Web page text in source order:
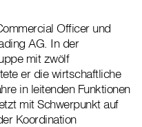
Officer und
AG. In der
mit zwölf
er die wirtschaftliche
in leitenden Funktionen
mit Schwerpunkt auf
Koordination